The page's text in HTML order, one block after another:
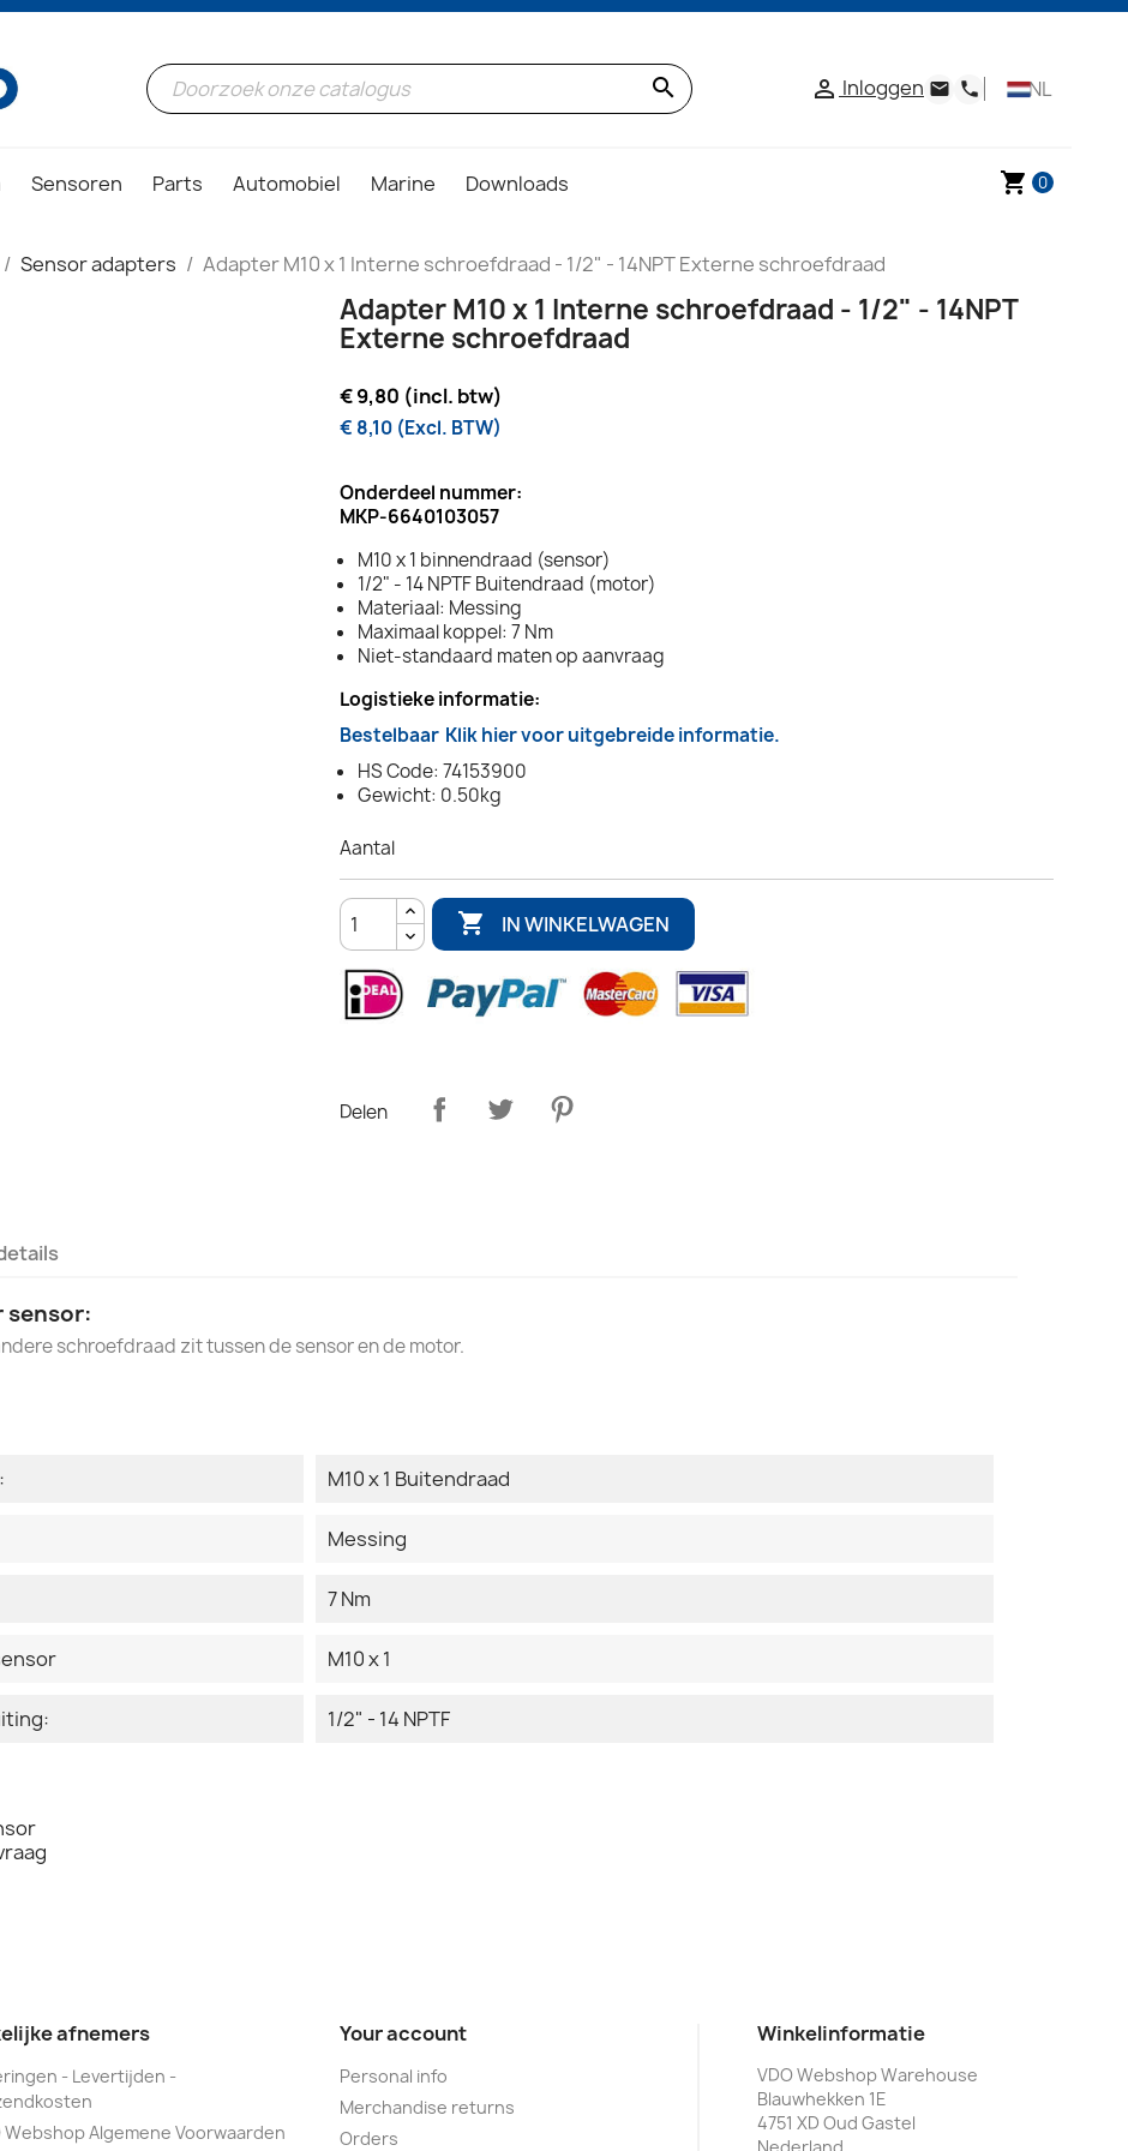
search  Inloggen email phone NL
Sensoren Parts Automobiel Marine Downloads shopping_cart 0
Sensor adapters Adapter M10 x 1 Interne schroefdraad - 1/2" - 14NPT Externe schroefdraad
Adapter M10 x 1 Interne schroefdraad - 1/2" - 14NPT
Externe schroefdraad
€ 9,80 (incl. btw)
€ 8,10 (Excl. BTW)
Onderdeel nummer:
MKP-6640103057
M10 x 1 binnendraad (sensor)
1/2" - 14 NPTF Buitendraad (motor)
Materiaal: Messing
Maximaal koppel: 7 Nm
Niet-standaard maten op aanvraag
Logistieke informatie:
Bestelbaar Klik hier voor uitgebreide informatie.
HS Code: 74153900
Gewicht: 0.50kg
Aantal
 IN WINKELWAGEN
Delen
sensor:
schroefdraad zit tussen de sensor en de motor.
M10 x 1 Buitendraad
Messing
7 Nm
M10 x 1
1/2" - 14 NPTF
afnemers
- Levertijden -
Webshop Algemene Voorwaarden
Your account
Personal info
Merchandise returns
Orders
Winkelinformatie
VDO Webshop Warehouse
Blauwhekken 1E
4751 XD Oud Gastel